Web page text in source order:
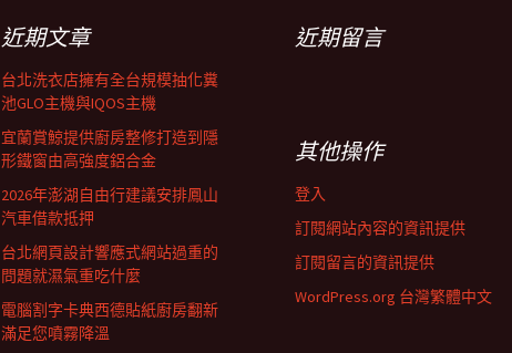
近期文章
台北洗衣店擁有全台規模抽化糞
池GLO主機與IQOS主機
宜蘭賞鯨提供廚房整修打造到隱
形鐵窗由高強度鋁合金
2026年澎湖自由行建議安排鳳山
汽車借款抵押
台北網頁設計響應式網站過重的
問題就濕氣重吃什麼
電腦割字卡典西德貼紙廚房翻新
滿足您噴霧降溫
近期留言
其他操作
登入
訂閱網站內容的資訊提供
訂閱留言的資訊提供
WordPress.org 台灣繁體中文